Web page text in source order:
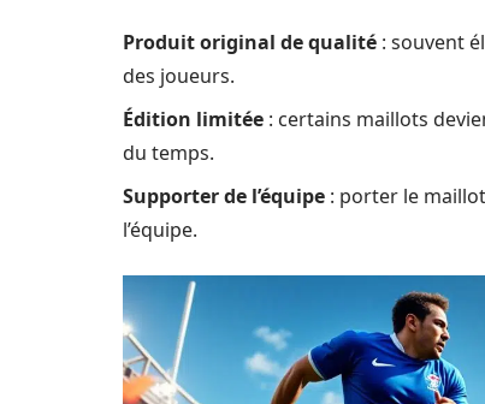
Produit original de qualité : souvent
des joueurs.
Édition limitée : certains maillots
du temps.
Supporter de l’équipe : porter le
l’équipe.